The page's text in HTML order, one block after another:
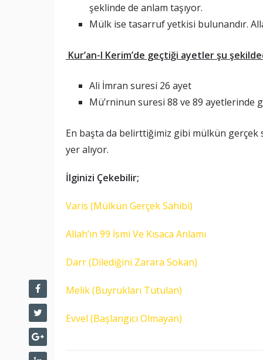
şeklinde de anlam taşıyor.
Mülk ise tasarruf yetkisi bulunandır.
Kur’an-I Kerim’de geçtiği ayetler şu
Ali İmran suresi 26 ayet
Mü’rninun suresi 88 ve 89 ayetlerinde
En başta da belirttiğimiz gibi mülkün gerçek
yer alıyor.
İlginizi Çekebilir;
Varis (Mülkün Gerçek Sahibi)
Allah’ın 99 İsmi Ve Kısaca Anlamı
Darr (Dilediğini Zarara Sokan)
Melik (Buyrukları Tutulan)
Evvel (Başlangıcı Olmayan)